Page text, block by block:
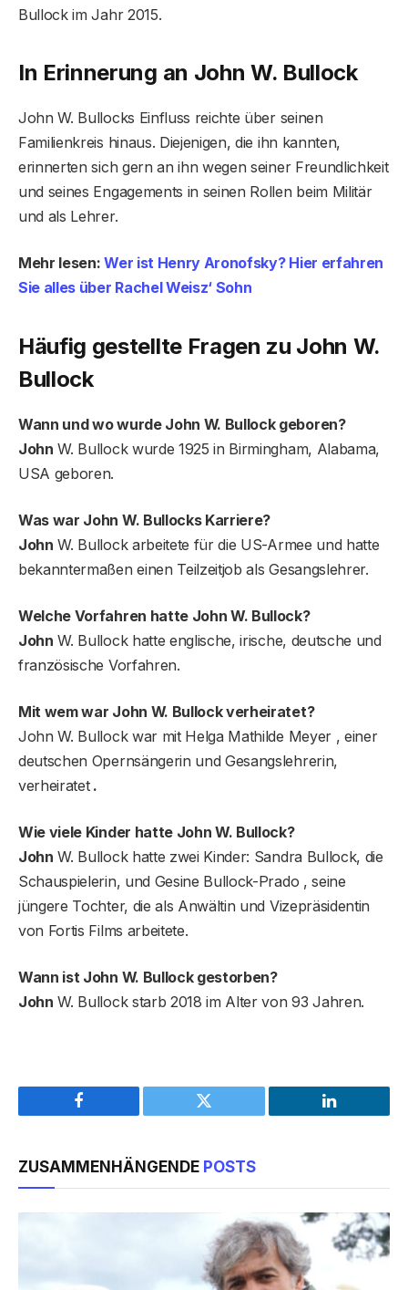
Bullock im Jahr 2015.
In Erinnerung an John W. Bullock
John W. Bullocks Einfluss reichte über seinen
Familienkreis hinaus. Diejenigen, die ihn kannten,
erinnerten sich gern an ihn wegen seiner Freundlichkeit
und seines Engagements in seinen Rollen beim Militär
und als Lehrer.
Mehr lesen:Wer ist Henry Aronofsky? Hier erfahren
Sie alles über Rachel Weisz‘ Sohn
Häufig gestellte Fragen zu John W.
Bullock
Wann und wo wurde John W. Bullock geboren?
John W. Bullock wurde 1925 in Birmingham, Alabama,
USA geboren.
Was war John W. Bullocks Karriere?
John W. Bullock arbeitete für die US-Armee und hatte
bekanntermaßen einen Teilzeitjob als Gesangslehrer.
Welche Vorfahren hatte John W. Bullock?
John W. Bullock hatte englische, irische, deutsche und
französische Vorfahren.
Mit wem war John W. Bullock verheiratet?
John W. Bullock war mit Helga Mathilde Meyer , einer
deutschen Opernsängerin und Gesangslehrerin,
verheiratet.
Wie viele Kinder hatte John W. Bullock?
John W. Bullock hatte zwei Kinder: Sandra Bullock, die
Schauspielerin, und Gesine Bullock-Prado , seine
jüngere Tochter, die als Anwältin und Vizepräsidentin
von Fortis Films arbeitete.
Wann ist John W. Bullock gestorben?
John W. Bullock starb 2018 im Alter von 93 Jahren.
Facebook Twitter LinkedIn
ZUSAMMENHÄNGENDE POSTS